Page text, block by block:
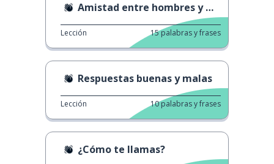
Amistad entre hombres y mujeres
Lección 15palabras y frases
Respuestas buenas y malas
Lección 10palabras y frases
¿Cómo te llamas?